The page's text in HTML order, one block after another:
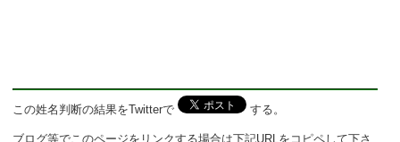
この姓名判断の結果をTwitterで する。
ブログ等でこのページをリンクする場合は下記URLをコピペして下さ